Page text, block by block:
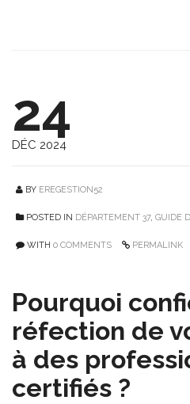
24
DÉC 2024
BY EREGESTION52
POSTED IN DÉPARTEMENT 37, GUIDE
WITH 0 COMMENTS PERMALINK
Pourquoi
réfection de
à des
certifiés ?